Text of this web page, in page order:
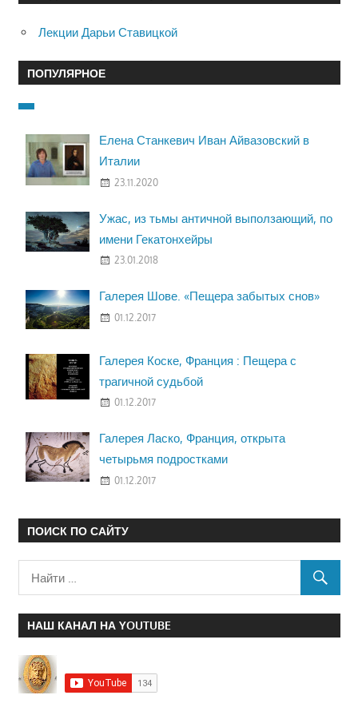
Лекции Дарьи Ставицкой
ПОПУЛЯРНОЕ
Елена Станкевич Иван Айвазовский в
Италии
23.11.2020
Ужас, из тьмы античной выползающий, по
имени Гекатонхейры
23.01.2018
Галерея Шове. «Пещера забытых снов»
01.12.2017
Галерея Коске, Франция : Пещера с
трагичной судьбой
01.12.2017
Галерея Ласко, Франция, открыта
четырьмя подростками
01.12.2017
ПОИСК ПО САЙТУ
НАШ КАНАЛ НА YOUTUBE